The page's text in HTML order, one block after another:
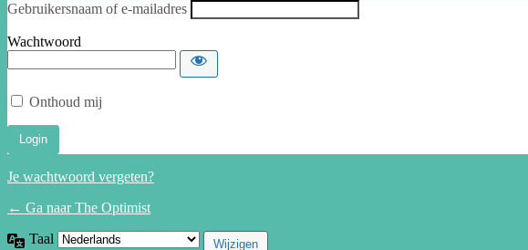
Gebruikersnaam of e-mailadres
Wachtwoord
Onthoud mij
Je wachtwoord vergeten?
← Ga naar The Optimist
Taal